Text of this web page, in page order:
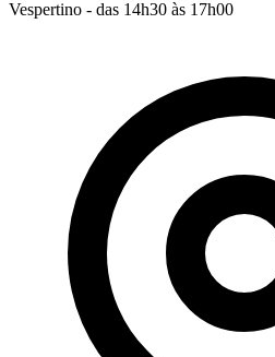
Vespertino - das 14h30 às 17h00